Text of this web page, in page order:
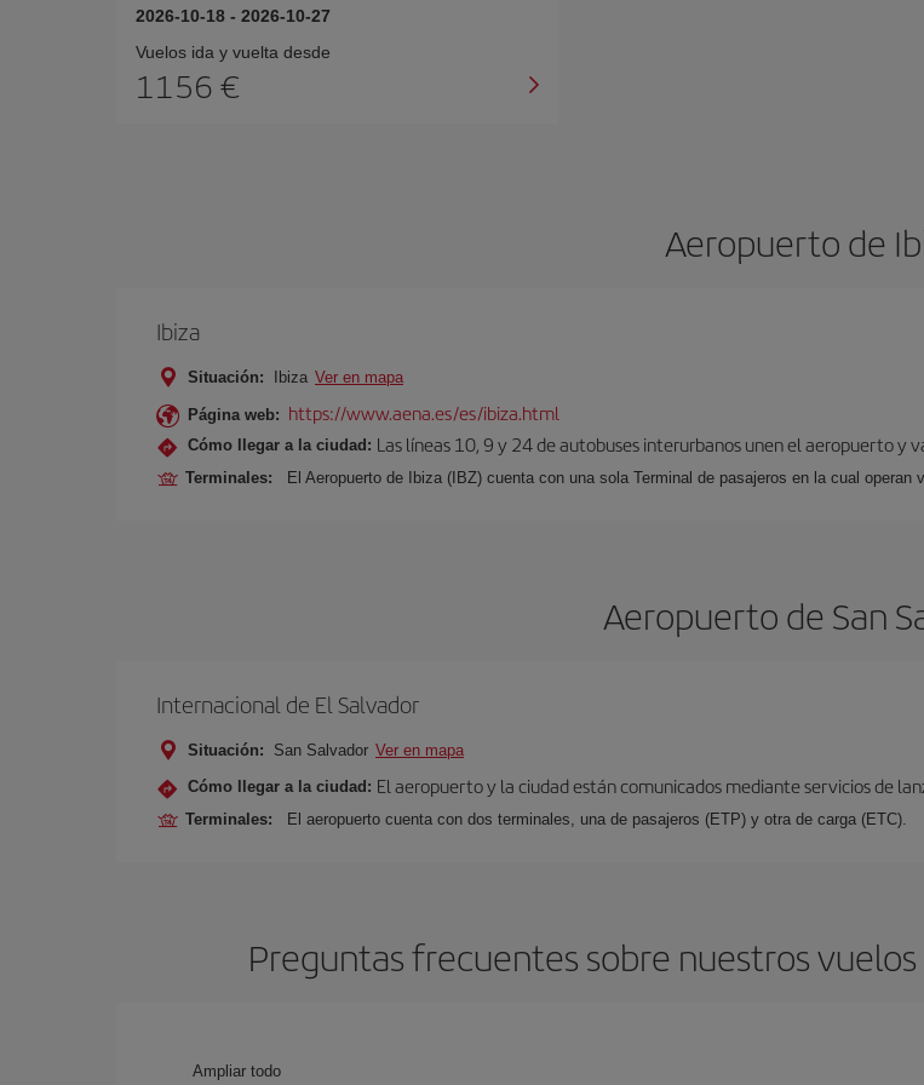
2026-10-18 - 2026-10-27
Vuelos ida y vuelta desde
1156 €
Aeropuerto de
Ibiza
Situación: Ibiza Ver en mapa
Página web: https://www.aena.es/es/ibiza.html
Cómo llegar a la ciudad: Las líneas 10, 9 y 24 de autobuses interurbanos unen el aeropuerto y
Terminales: El Aeropuerto de Ibiza (IBZ) cuenta con una sola Terminal de pasajeros en la cual
Aeropuerto de San
Internacional de El Salvador
Situación: San Salvador Ver en mapa
Cómo llegar a la ciudad: El aeropuerto y la ciudad están comunicados mediante servicios de
Terminales: El aeropuerto cuenta con dos terminales, una de pasajeros (ETP) y otra de carga (ETC).
Preguntas frecuentes sobre nuestros
Ampliar todo